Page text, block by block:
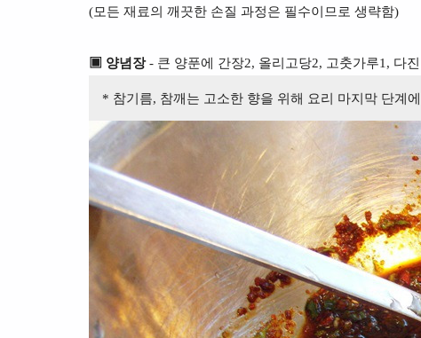
(모든 재료의 깨끗한 손질 과정은 필수이므로 생략함)
▣ 양념장- 큰 양푼에 간장2, 올리고당2, 고춧가루1, 다
* 참기름, 참깨는 고소한 향을 위해 요리 마지막 단계